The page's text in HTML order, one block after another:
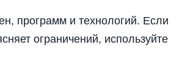
программ и технологий. Если
ограничений, используйте